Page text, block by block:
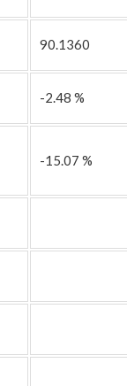
90.1360
-2.48 %
-15.07 %